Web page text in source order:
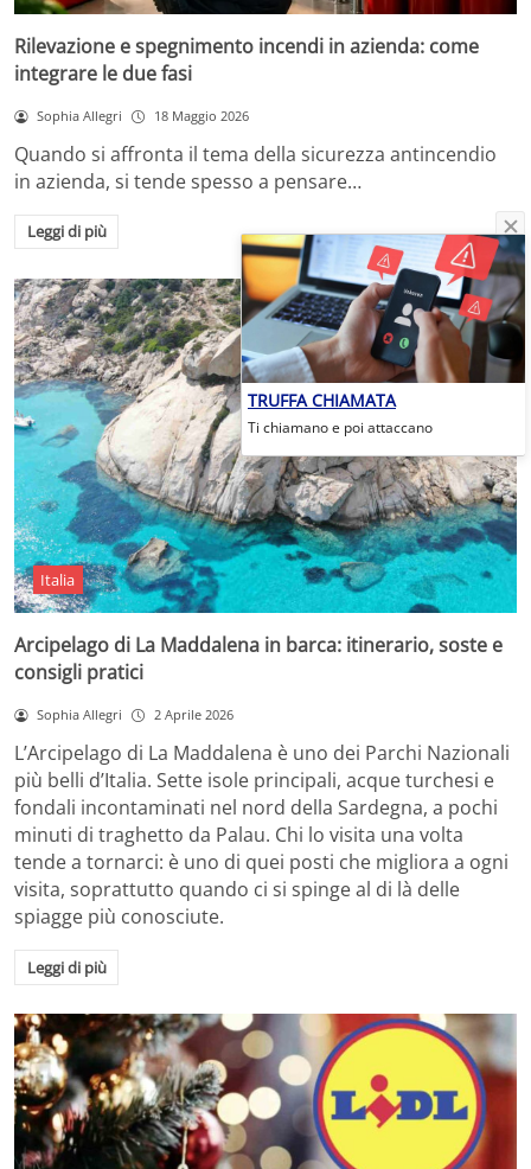
Rilevazione e spegnimento incendi in azienda: come
integrare le due fasi
Sophia Allegri 18 Maggio 2026
Quando si affronta il tema della sicurezza antincendio
in azienda, si tende spesso a pensare…
Leggi di più
Italia
Arcipelago di La Maddalena in barca: itinerario, soste e
consigli pratici
Sophia Allegri 2 Aprile 2026
L’Arcipelago di La Maddalena è uno dei Parchi Nazionali
più belli d’Italia. Sette isole principali, acque turchesi e
fondali incontaminati nel nord della Sardegna, a pochi
minuti di traghetto da Palau. Chi lo visita una volta
tende a tornarci: è uno di quei posti che migliora a ogni
visita, soprattutto quando ci si spinge al di là delle
spiagge più conosciute.
Leggi di più
TRUFFA CHIAMATA
Ti chiamano e poi attaccano